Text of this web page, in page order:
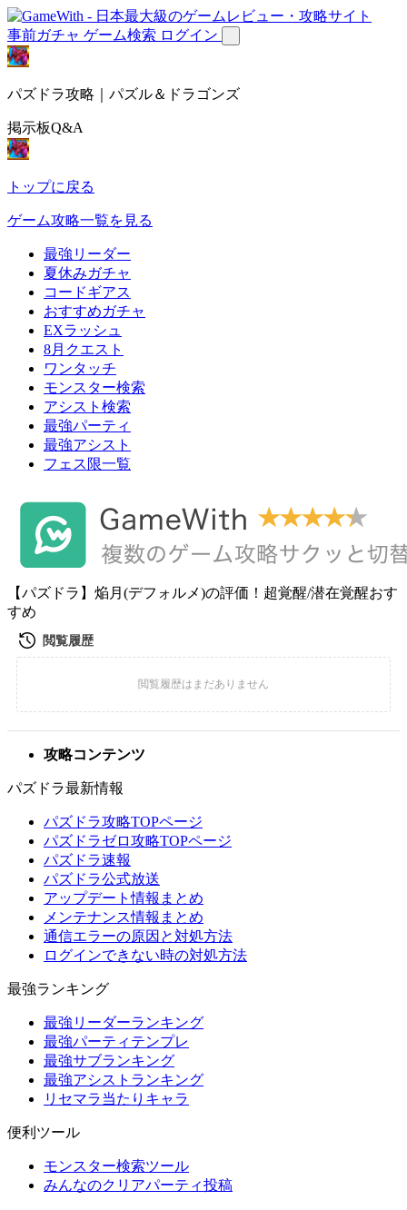
事前ガチャ ゲーム検索 ログイン
パズドラ攻略｜パズル＆ドラゴンズ
掲示板Q&A
トップに戻る
ゲーム攻略一覧を見る
最強リーダー
夏休みガチャ
コードギアス
おすすめガチャ
EXラッシュ
8月クエスト
ワンタッチ
モンスター検索
アシスト検索
最強パーティ
最強アシスト
フェス限一覧
【パズドラ】焔月(デフォルメ)の評価！超覚醒/潜在覚醒おす
すめ
攻略コンテンツ
パズドラ最新情報
パズドラ攻略TOPページ
パズドラゼロ攻略TOPページ
パズドラ速報
パズドラ公式放送
アップデート情報まとめ
メンテナンス情報まとめ
通信エラーの原因と対処方法
ログインできない時の対処方法
最強ランキング
最強リーダーランキング
最強パーティテンプレ
最強サブランキング
最強アシストランキング
リセマラ当たりキャラ
便利ツール
モンスター検索ツール
みんなのクリアパーティ投稿